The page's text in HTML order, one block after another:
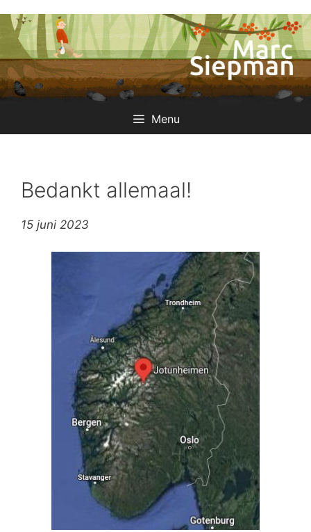
naar
inhoud
Menu
Bedankt allemaal!
15 juni 2023